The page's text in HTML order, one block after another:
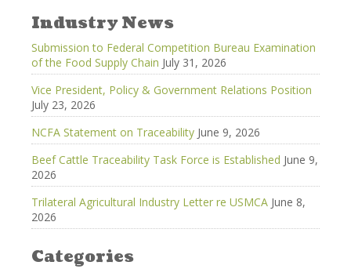
Industry News
Submission to Federal Competition Bureau Examination
of the Food Supply Chain July 31, 2026
Vice President, Policy & Government Relations Position
July 23, 2026
NCFA Statement on Traceability June 9, 2026
Beef Cattle Traceability Task Force is Established June 9,
2026
Trilateral Agricultural Industry Letter re USMCA June 8,
2026
Categories